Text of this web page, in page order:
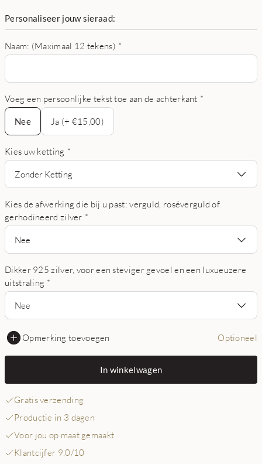
Personaliseer jouw sieraad:
Naam: (Maximaal 12 tekens) *
Voeg een persoonlijke tekst toe aan de achterkant *
Nee
Nee
Ja (+ €15,00)
Kies uw ketting *
Zonder Ketting
Kies de afwerking die bij u past: verguld, roséverguld of
gerhodineerd zilver *
Nee
Dikker 925 zilver, voor een steviger gevoel en een luxueuzere
uitstraling *
Nee
Opmerking toevoegen Optioneel
In winkelwagen
Gratis verzending
Productie in 3 dagen
Voor jou op maat gemaakt
Klantcijfer 9,0/10